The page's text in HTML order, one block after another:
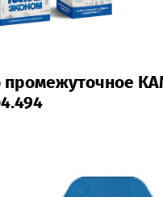
промежуточное